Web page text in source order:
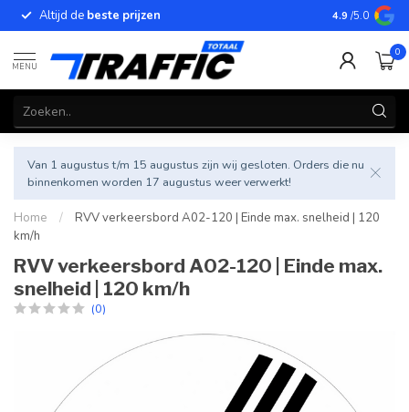
Altijd de beste prijzen Betrouwbare
4.9 /5.0
MENU
0
Van 1 augustus t/m 15 augustus zijn wij gesloten. Orders die nu
binnenkomen worden 17 augustus weer verwerkt!
Home /
RVV verkeersbord A02-120 | Einde max. snelheid | 120
km/h
RVV verkeersbord A02-120 | Einde max.
snelheid | 120 km/h
(0)